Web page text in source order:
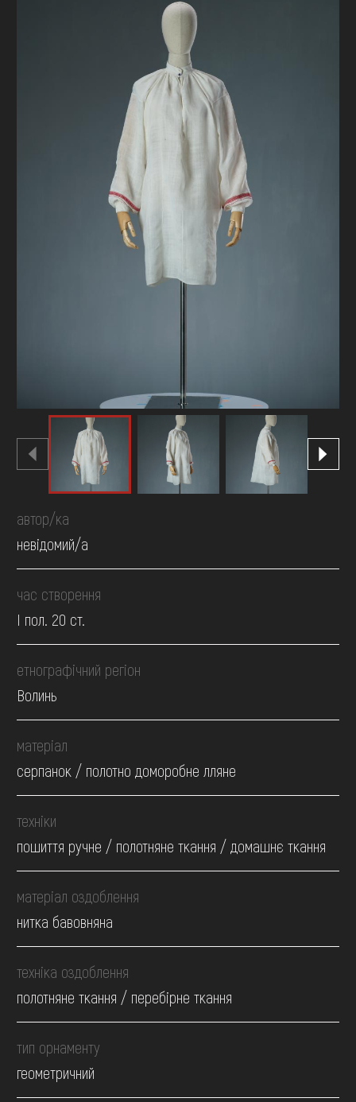
автор/ка
невідомий/а
час створення
І пол. 20 ст.
етнографічний регіон
Волинь
матеріал
серпанок / полотно доморобне лляне
техніки
пошиття ручне / полотняне ткання / домашнє ткання
матеріал оздоблення
нитка бавовняна
техніка оздоблення
полотняне ткання / перебірне ткання
тип орнаменту
геометричний